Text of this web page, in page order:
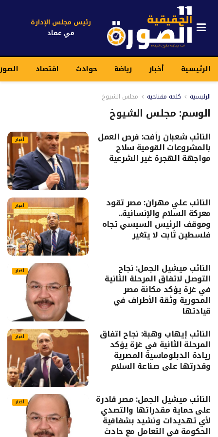
رئيس مجلس الإدارة
مي عماد
الرئيسية أخبار رياضة حوادث اقتصاد
الرئيسية كلمه مفتاحيه مجلس الشيوخ
الوسم: مجلس الشيوخ
أخبار النائب شعبان رأفت: فرص العمل
بالمشروعات القومية سلاح
مواجهة الهجرة غير الشرعية
أخبار النائب علي مهران: مصر تقود
معركة السلام والإنسانية..
وموقف الرئيس السيسي تجاه
فلسطين ثابت لا يتغير
أخبار النائب ميشيل الجمل: نجاح
التوصل لاتفاق المرحلة الثانية
في غزة يؤكد مكانة مصر
المحورية وثقة الأطراف في
قيادتها
أخبار النائب إيهاب وهبة: نجاح اتفاق
المرحلة الثانية في غزة يؤكد
ريادة الدبلوماسية المصرية
وقدرتها على صناعة السلام
أخبار النائب ميشيل الجمل: مصر قادرة
على حماية مقدراتها والتصدي
لأي تهديدات ونشيد بشفافية
الحكومة في التعامل مع حادث